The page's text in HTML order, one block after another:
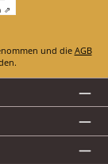
⇗
und die AGB